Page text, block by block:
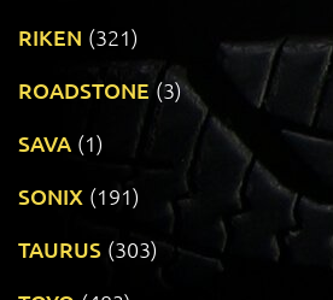
RIKEN (321)
ROADSTONE (3)
SAVA (1)
SONIX (191)
TAURUS (303)